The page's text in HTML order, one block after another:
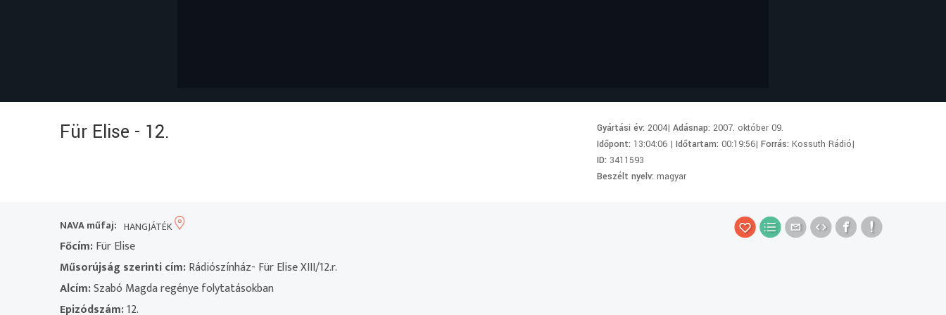
Für Elise - 12. Gyártási év:2004|Adásnap:2007. október 09.
Időpont: 13:04:06 |Időtartam:00:19:56|Forrás:Kossuth Rádió|
ID: 3411593
Beszélt nyelv:magyar
NAVA műfaj: HANGJÁTÉK
Főcím:Für Elise
Műsorújság szerinti cím:Rádiószínház- Für Elise XIII/12.r.
Alcím:Szabó Magda regénye folytatásokban
Epizódszám:12.